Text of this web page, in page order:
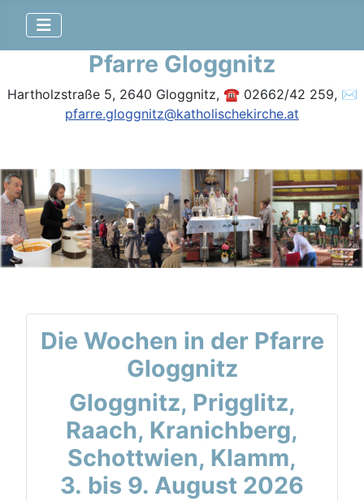
Pfarre Gloggnitz
Hartholzstraße 5, 2640 Gloggnitz, ☎ 02662/42 259, ✉
pfarre.gloggnitz@katholischekirche.at
Die Wochen in der Pfarre
Gloggnitz
Gloggnitz, Prigglitz,
Raach, Kranichberg,
Schottwien, Klamm,
3. bis 9. August 2026